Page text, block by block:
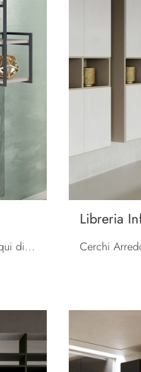
Vuoi arredare uffici operativi e direzionali? Ecco qui diverse proposte di librerie per ufficio in metallo, come il modello Libreria Up&Up Sospesa di ...
Libreria